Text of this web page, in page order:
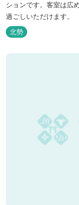
ションです。客室は広
過ごしいただけます。
北勢